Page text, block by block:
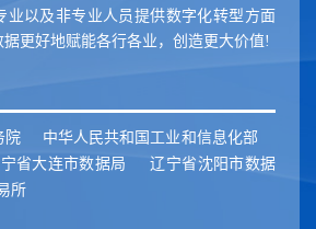
业以及非专业人员提供数字化转型方面
更好地赋能各行各业，创造更大价值!
院
中华人民共和国工业和信息化部
省大连市数据局
辽宁省沈阳市数据
所